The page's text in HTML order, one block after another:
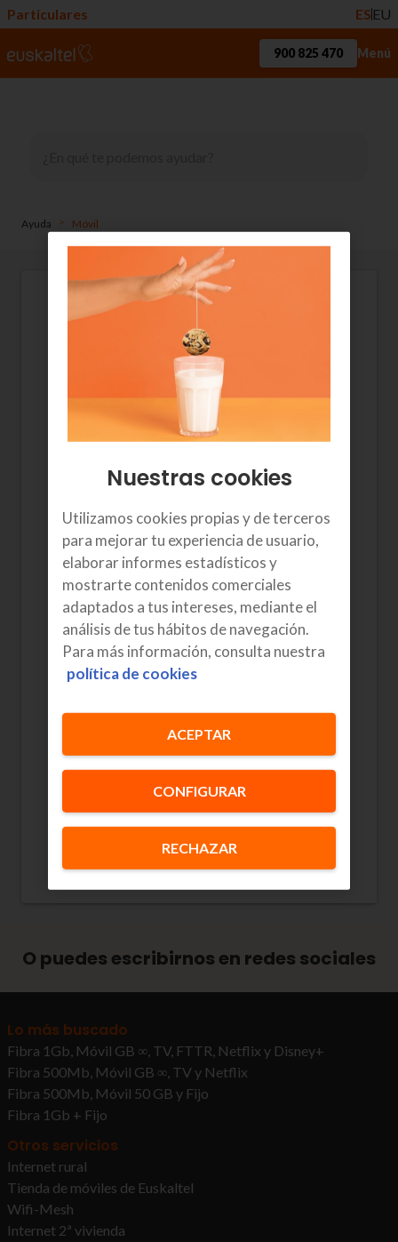
Particulares ES EU
900 825 470 Menú
Ayuda > Móvil
Euskaltelen zure SIM
txartelaren PINa eta PUKa
kodeak garrantzitsuak dira
zure linearen segurtasunerako. SIM txartelean,
bi kode ikusiko dituzu inprimatuta.
erabiltzea saihesten duPINkodeak eta pizten
eskatuko dizu mugikorrak. Gogoratzen
errazagoa den beste batengatik alda dezakezu
zure mugikorreko konfigurazio-menuan, baina
ez ezazu ahaztu! Izan ere, 3 aldiz gaizki jartzen
baduzu, txartela blokeatu egingo da,
segurtasunagatik.
Kasu horretan,PUKkodea behar izango duzu,
txartela desblokeatzeko erabiltzen baita.
baitabezero-eremuanere, linearen
konfigurazioko atalean.
👉 Informazio gehiago duzu
Euskaltelen blogean
O puedes escribirnos en redes sociales
Lo más buscado
Fibra 1Gb, Móvil GB ∞, TV, FTTR, Netflix y Disney+
Fibra 500Mb, Móvil GB ∞, TV y Netflix
Fibra 500Mb, Móvil 50 GB y Fijo
Fibra 1Gb + Fijo
Otros servicios
Internet rural
Tienda de móviles de Euskaltel
Wifi-Mesh
Internet 2ª vivienda
Nuestras cookies
Utilizamos cookies propias y de terceros
para mejorar tu experiencia de usuario,
elaborar informes estadísticos y
mostrarte contenidos comerciales
adaptados a tus intereses, mediante el
análisis de tus hábitos de navegación.
Para más información, consulta nuestra
política de cookies
CONFIGURAR
RECHAZAR
ACEPTAR